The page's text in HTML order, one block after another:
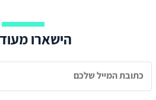
באמינות מערכת ההולכה הארצית.
ובתוואי הולכה מוגבל יוצרת סיכון
הישארו